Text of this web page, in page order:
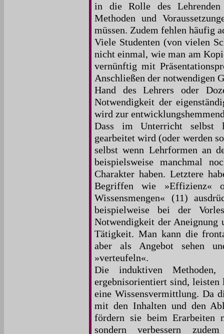
in die Rolle des Lehrenden
Methoden und
müssen. Zudem fehlen häufig
Viele Studenten (von vielen
nicht einmal, wie man am
vernünftig mit
Anschließen der notwendigen
Hand des Lehrers oder
Notwendigkeit der
wird zur
Dass im Unterricht selbst
gearbeitet wird (oder werden
selbst wenn Lehrformen an
beispielsweise manchmal
Charakter haben. Letztere
Begriffen wie »Effizienz«
Wissensmengen« (11)
beispielweise bei der
Notwendigkeit der Aneignung
Tätigkeit. Man kann die
aber als Angebot sehen
»verteufeln«.
Die induktiven
ergebnisorientiert sind,
eine Wissensvermittlung. Da
mit den Inhalten und den
fördern sie beim Erarbeiten
sondern verbessern